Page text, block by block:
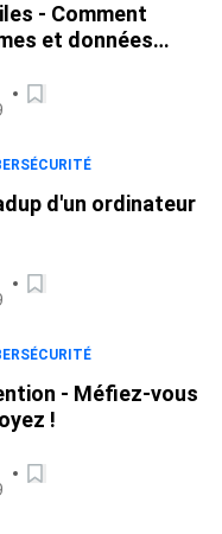
- Comment
et données
sécurité lorsque
#3
d'un ordinateur
- Méfiez-vous
!